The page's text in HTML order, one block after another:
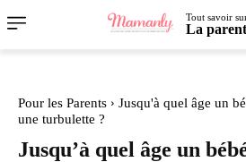
Tout savoir
La
Pour les Parents
Jusqu'à quel âge un
une turbulette ?
Jusqu’à quel âge un